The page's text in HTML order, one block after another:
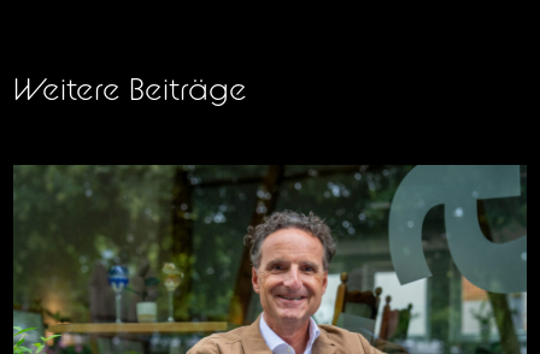
Weitere Beiträge